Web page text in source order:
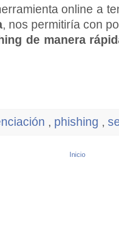
online a
, nos permitiría con
de manera
, phishing ,
Inicio